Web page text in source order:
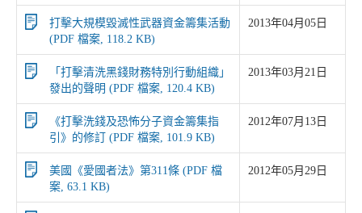
打擊大規模毀滅性武器資金籌集活動
(PDF 檔案, 118.2 KB)
2013年04月05日
「打擊清洗黑錢財務特別行動組織」
發出的聲明 (PDF 檔案, 120.4 KB)
2013年03月21日
《打擊洗錢及恐怖分子資金籌集指
引》的修訂 (PDF 檔案, 101.9 KB)
2012年07月13日
美國《愛國者法》第311條 (PDF 檔
案, 63.1 KB)
2012年05月29日